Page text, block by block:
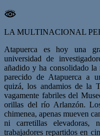
LA MULTINACIONAL
Atapuerca es hoy una
universidad de
añadido y ha consolidado la
parecido de Atapuerca a
quizá, los andamios de la
vagamente fabriles del
orillas del río Arlanzón.
chimenea, apenas mueven
ni carretillas
trabajadores repartidos en